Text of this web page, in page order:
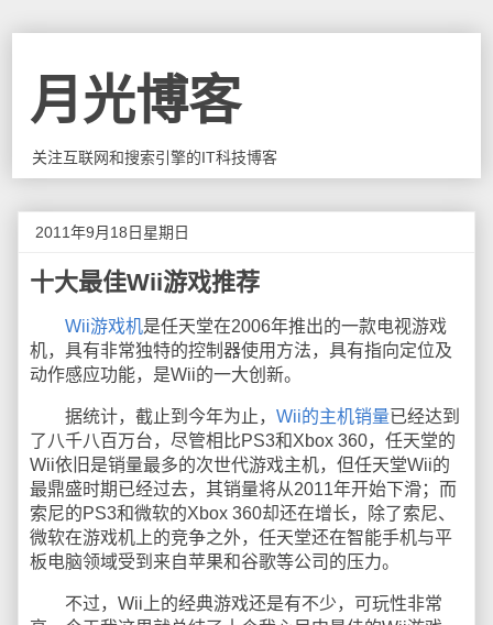
月光博客
关注互联网和搜索引擎的IT科技博客
2011年9月18日星期日
十大最佳Wii游戏推荐
Wii游戏机是任天堂在2006年推出的一款电视游戏
机，具有非常独特的控制器使用方法，具有指向定位及
动作感应功能，是Wii的一大创新。
据统计，截止到今年为止， Wii的主机销量已经达到
了八千八百万台，尽管相比PS3和Xbox 360，任天堂的
Wii依旧是销量最多的次世代游戏主机，但任天堂Wii的
最鼎盛时期已经过去，其销量将从2011年开始下滑；而
索尼的PS3和微软的Xbox 360却还在增长，除了索尼、
微软在游戏机上的竞争之外，任天堂还在智能手机与平
板电脑领域受到来自苹果和谷歌等公司的压力。
不过，Wii上的经典游戏还是有不少，可玩性非常